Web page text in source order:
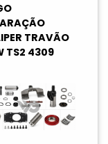
TRAVÃO
TS2 4309